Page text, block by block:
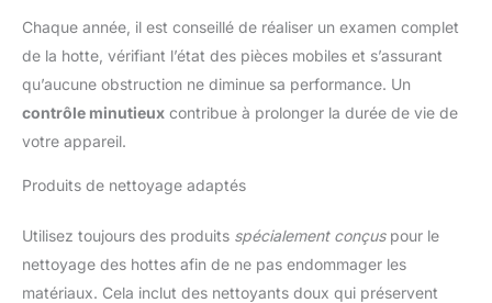
Chaque année, il est conseillé de réaliser un examen complet
de la hotte, vérifiant l’état des pièces mobiles et s’assurant
qu’aucune obstruction ne diminue sa performance. Un
contrôle minutieux contribue à prolonger la durée de vie de
votre appareil.
Produits de nettoyage adaptés
Utilisez toujours des produits spécialement conçuspour le
nettoyage des hottes afin de ne pas endommager les
matériaux. Cela inclut des nettoyants doux qui préservent